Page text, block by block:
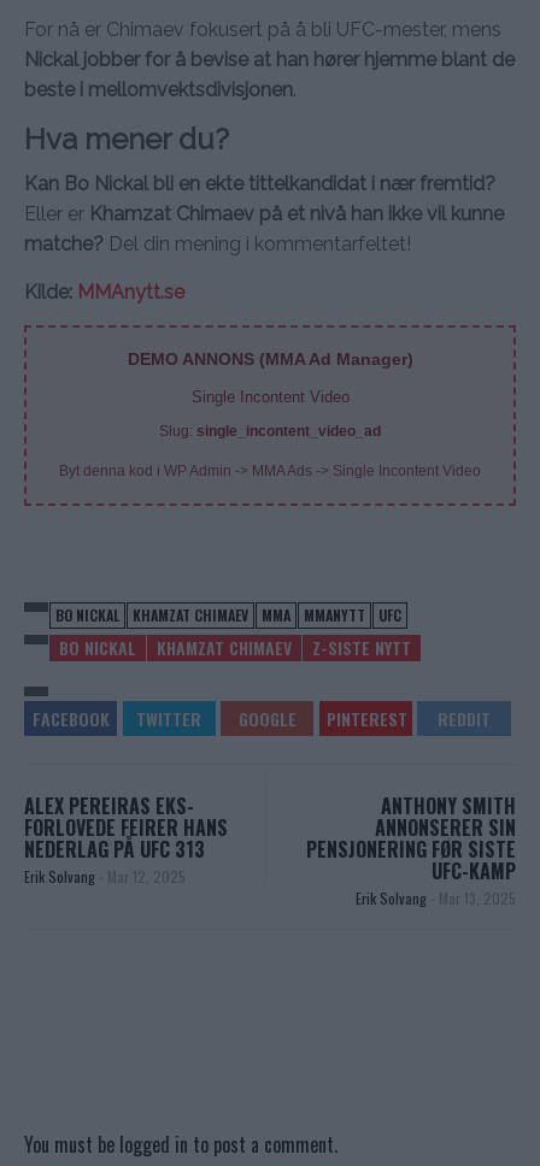
For nå er Chimaev fokusert på å bli UFC-mester, mens
Nickal jobber for å bevise at han hører hjemme blant de
beste i mellomvektsdivisjonen.
Hva mener du?
Kan Bo Nickal bli en ekte tittelkandidat i nær fremtid?
Eller er Khamzat Chimaev på et nivå han ikke vil kunne
matche? Del din mening i kommentarfeltet!
Kilde: MMAnytt.se
DEMO ANNONS (MMA Ad Manager)
Single Incontent Video
Slug: single_incontent_video_ad
Byt denna kod i WP Admin -> MMA Ads -> Single Incontent Video
BO NICKAL KHAMZAT CHIMAEV MMA MMANYTT UFC
BO NICKAL KHAMZAT CHIMAEV Z-SISTE NYTT
ALEX PEREIRAS EKS-
FORLOVEDE FEIRER HANS
NEDERLAG PÅ UFC 313
Erik Solvang - Mar 12, 2025
ANTHONY SMITH
ANNONSERER SIN
PENSJONERING FØR SISTE
UFC-KAMP
Erik Solvang - Mar 13, 2025
You must be logged in to post a comment.